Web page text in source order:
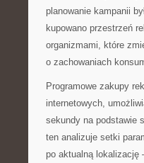
planowanie kampanii
kupowano przestrzeń
organizmami, które
o zachowaniach
Programowe zakupy
internetowych,
sekundy na podstawie
ten analizuje setki
po aktualną lokalizację